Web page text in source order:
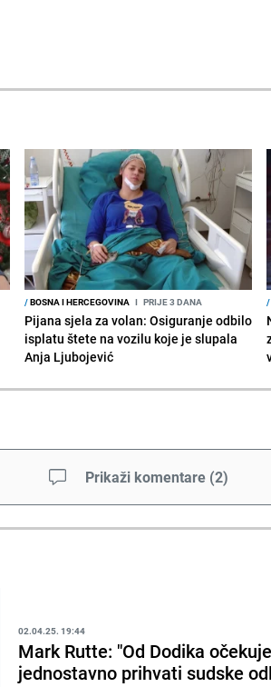
/BOSNA I HERCEGOVINA I PRIJE 3 DANA
Pijana sjela za volan: Osiguranje odbilo
isplatu štete na vozilu koje je slupala
Anja Ljubojević
/
Prikaži komentare (2)
02.04.25. 19:44
Mark Rutte: "Od Dodika
jednostavno prihvati sudske